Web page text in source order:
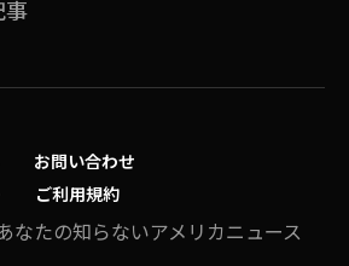
事
お問い合わせ
ご利用規約
たの知らないアメリカニュース